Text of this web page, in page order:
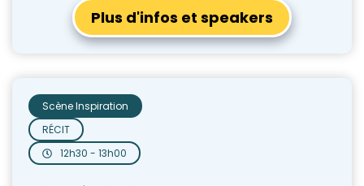
Plus d'infos et speakers
12h30 - 13h00
RÉCIT
Scène Inspiration